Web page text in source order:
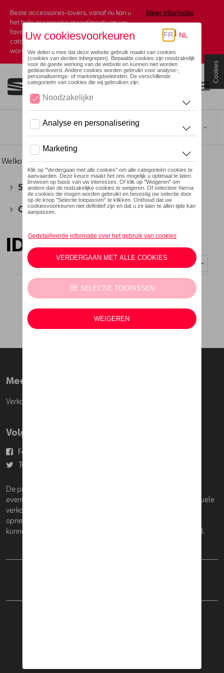
Beste accessoires-lovers, vanaf nu kan u
het hele accessoire assortiment van uw
favoriete merk terugvinden in de online
catalogus. Deze kunnen steeds besteld
worden via uw dealer.
Meer informatie
Toggle navigation
Welkom >Voor u > ID Polo Collectie
SEAT(178)
CUPRA(201)
ID Polo Collectie
Meer info
Verkoopsvoorwaarden
Volg Ons
Facebook
Twitter
De prijzen op deze site zijn adviesprijzen (incl. btw), exclusief
eventuele installatiekosten. Voor meer informatie over de actuele
verkoopprijs en de eventuele installatiekosten kunt u contact
opnemen met uw concessiehouder / agent. De adviesprijzen
kunnen zonder voorafgaande kennisgeving worden gewijzigd.
Cookies